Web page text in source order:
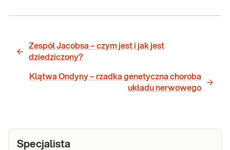
Zespół Jacobsa – czym jest i jak jest
dziedziczony?
Klątwa Ondyny – rzadka genetyczna choroba
układu nerwowego
Specjalista